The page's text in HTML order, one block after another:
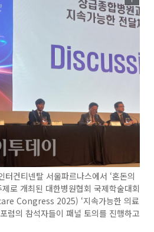
컨티넨탈 서울파르나스에서 ‘혼돈의
로 개최된 대한병원협회 국제학술대회
Congress 2025) ‘지속가능한 의료
럼의 참석자들이 패널 토의를 진행하고